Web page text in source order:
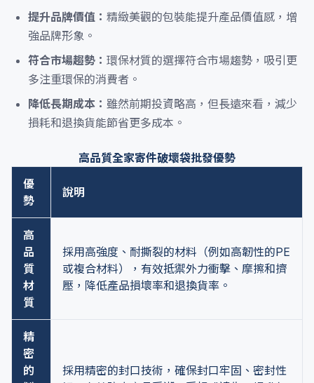
提升品牌價值： 精緻美觀的包裝能提升產品價值感，增
強品牌形象。
符合市場趨勢： 環保材質的選擇符合市場趨勢，吸引更
多注重環保的消費者。
降低長期成本： 雖然前期投資略高，但長遠來看，減少
損耗和退換貨能節省更多成本。
高品質全家寄件破壞袋批發優勢
優
勢
說明
高
品
質
材
質
採用高強度、耐撕裂的材料（例如高韌性的PE
或複合材料），有效抵禦外力衝擊、摩擦和擠
壓，降低產品損壞率和退換貨率。
精
密
的
採用精密的封口技術，確保封口牢固、密封性